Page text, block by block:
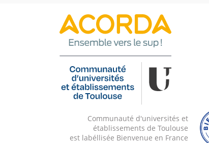
Communauté d'universités et
établissements de Toulouse
est labéllisée Bienvenue en France